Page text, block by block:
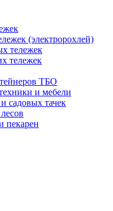
(электророхлей)
тележек
тележек
ТБО
и мебели
садовых тачек
пекарен